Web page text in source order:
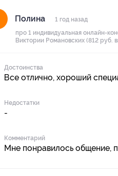
Полина 1 год назад
про 1 индивидуальная онлайн-
Виктории Романовских (812 руб.
Достоинства
Все отлично, хороший
Недостатки
-
Комментарий
Мне понравилось общение,